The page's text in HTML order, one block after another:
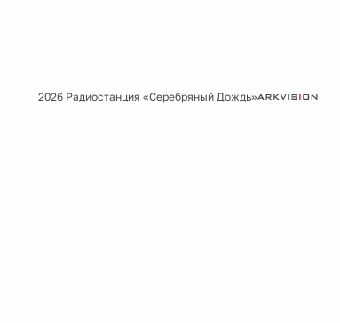
2026 Радиостанция «Серебряный Дождь»